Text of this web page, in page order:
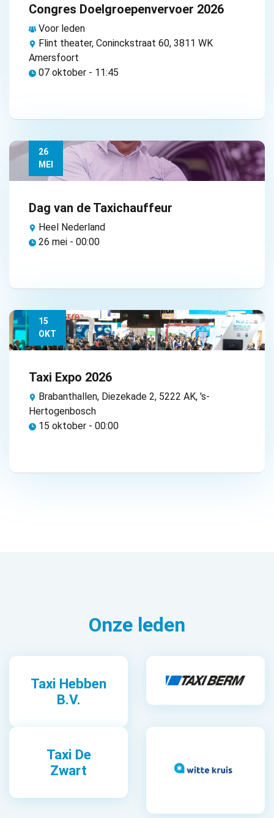
Congres Doelgroepenvervoer 2026
Voor leden
Flint theater, Coninckstraat 60, 3811 WK
Amersfoort
07 oktober - 11:45
26
MEI
Dag van de Taxichauffeur
Heel Nederland
26 mei - 00:00
15
OKT
Taxi Expo 2026
Brabanthallen, Diezekade 2, 5222 AK, 's-
Hertogenbosch
15 oktober - 00:00
Onze leden
Taxi Hebben
B.V.
Taxi De
Zwart